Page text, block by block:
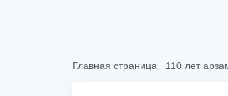
Главная страница 110 лет